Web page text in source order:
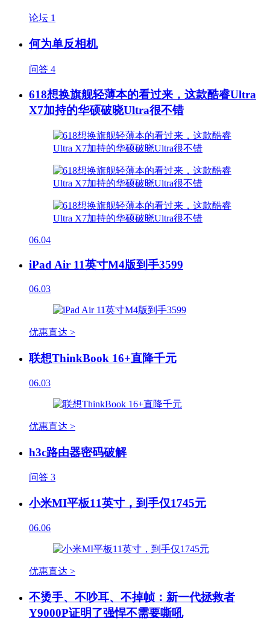
论坛 1
何为单反相机
问答 4
618想换旗舰轻薄本的看过来，这款酷睿Ultra
X7加持的华硕破晓Ultra很不错
06.04
iPad Air 11英寸M4版到手3599
06.03
优惠直达 >
联想ThinkBook 16+直降千元
06.03
优惠直达 >
h3c路由器密码破解
问答 3
小米MI平板11英寸，到手仅1745元
06.06
优惠直达 >
不烫手、不吵耳、不掉帧：新一代拯救者
Y9000P证明了强悍不需要嘶吼